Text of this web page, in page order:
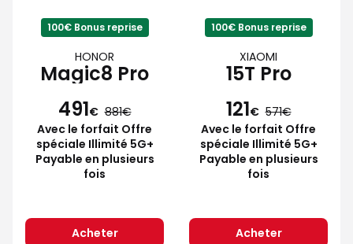
100€ Bonus reprise
HONOR
Magic8 Pro
491€ 881
Avec le forfait Offre
spéciale Illimité 5G+
Payable en plusieurs
fois
Acheter
100€ Bonus reprise
XIAOMI
15T Pro
121€ 571
Avec le forfait Offre
spéciale Illimité 5G+
Payable en plusieurs
fois
Acheter